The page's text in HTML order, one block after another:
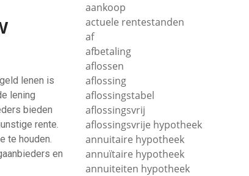
lenen is
lening
bieden
rente.
te houden.
en
aankoop
actuele rentestanden
af
afbetaling
aflossen
aflossing
aflossingstabel
aflossingsvrij
aflossingsvrije hypotheek
annuitaire hypotheek
annuïtaire hypotheek
annuiteiten hypotheek